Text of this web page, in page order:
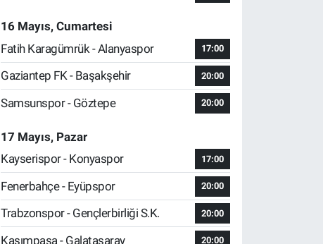
16 Mayıs, Cumartesi
Fatih Karagümrük - Alanyaspor
17:00
Gaziantep FK - Başakşehir 20:00
Samsunspor - Göztepe 20:00
17 Mayıs, Pazar
Kayserispor - Konyaspor
17:00
Fenerbahçe - Eyüpspor 20:00
Trabzonspor - Gençlerbirliği S.K. 20:00
Kasımpaşa - Galatasaray 20:00